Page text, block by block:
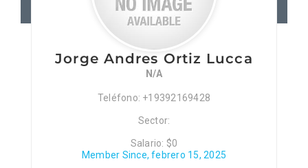
Adiestramientos
Eventos
Contacto
Jorge Andres Ortiz Lucca
N/A
Teléfono: +19392169428
Sector:
Salario: $0
Member Since, febrero 15, 2025